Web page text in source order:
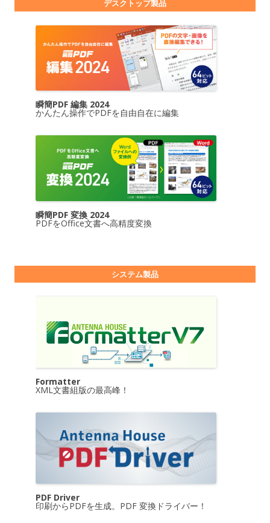
デスクトップ製品
瞬簡PDF 編集 2024
かんたん操作でPDFを自由自在に編集
瞬簡PDF 変換 2024
PDFをOffice文書へ高精度変換
システム製品
Formatter
XML文書組版の最高峰！
PDF Driver
印刷からPDFを生成。PDF 変換ドライバー！